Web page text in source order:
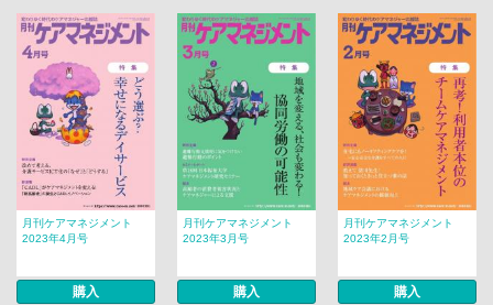
月刊ケアマネジメント
2023年4月号
購入
月刊ケアマネジメント
2023年3月号
購入
月刊ケアマネジメント
2023年2月号
購入